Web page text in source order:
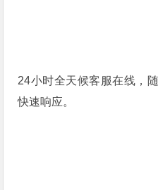
24小时全天候客服在线，
快速响应。